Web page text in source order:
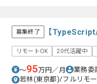
募集終了 【
リモートOK 20代活躍中
〜95万円／月 業務委
若林(東京都)/フルリモ